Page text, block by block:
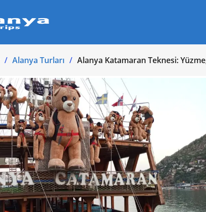
Alanya Turları Alanya Katamaran Teknesi: